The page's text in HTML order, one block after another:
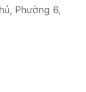
Phường 6,